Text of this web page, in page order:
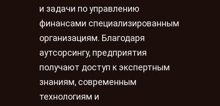
и задачи по управлению
финансами специализированным
организациям. Благодаря
аутсорсингу, предприятия
получают доступ к экспертным
знаниям, современным
технологиям и